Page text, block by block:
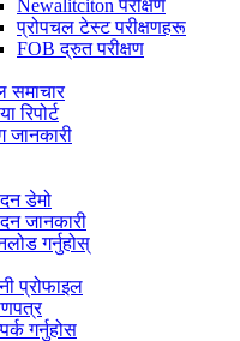
Newalitciton परीक्षण
प्रोपचल टेस्ट परीक्षणहरू
FOB द्रुत परीक्षण
समाचार
रिपोर्ट
जानकारी
डेमो
जानकारी
गर्नुहोस्
प्रोफाइल
गर्नुहोस